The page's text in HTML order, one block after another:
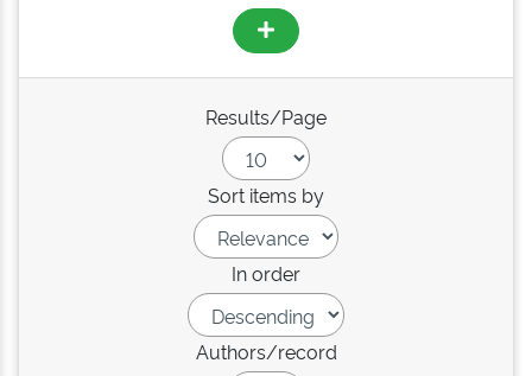
Results/Page
Sort items by
In order
Authors/record